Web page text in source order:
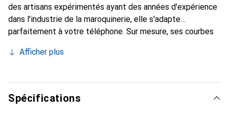
des artisans expérimentés ayant des années d'expérience
dans l'industrie de la maroquinerie, elle s'adapte
parfaitement à votre téléphone. Sur mesure, ses courbes
devient l'accessoire chic et indispensable pour votre
produits de haute qualité, la marque Noreve est un choix
fiable pour une clientèle exigeante.
Afficher plus
Spécifications